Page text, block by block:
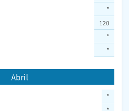
*
120
*
*
Abril
*